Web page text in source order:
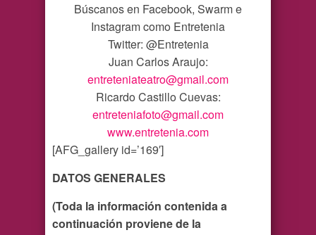
Búscanos en Facebook, Swarm e
Instagram como Entretenia
Twitter: @Entretenia
Juan Carlos Araujo:
entreteniateatro@gmail.com
Ricardo Castillo Cuevas:
entreteniafoto@gmail.com
www.entretenia.com
[AFG_gallery id=’169′]
DATOS GENERALES
(Toda la información contenida a
continuación proviene de la